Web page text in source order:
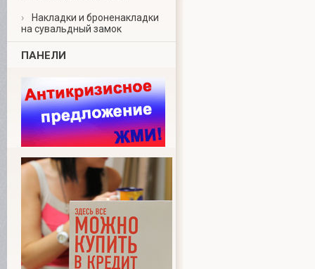
›
Накладки и броненакладки
на сувальдный замок
ПАНЕЛИ